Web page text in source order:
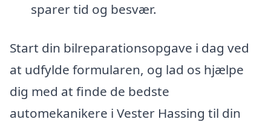
sparer tid og besvær.
Start din bilreparationsopgave i dag ved
at udfylde formularen, og lad os hjælpe
dig med at finde de bedste
automekanikere i Vester Hassing til din